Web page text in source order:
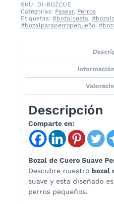
SKU: DI-BOZCUE
Categorías: Pasear, Perros
Etiquetas: #bozalcesta,
#bozalparaperropequeño,
Descripción
Comparte en:
Bozal de Cuero Suave
Descubre nuestro bozal
suave y esta diseñado
perros pequeños.